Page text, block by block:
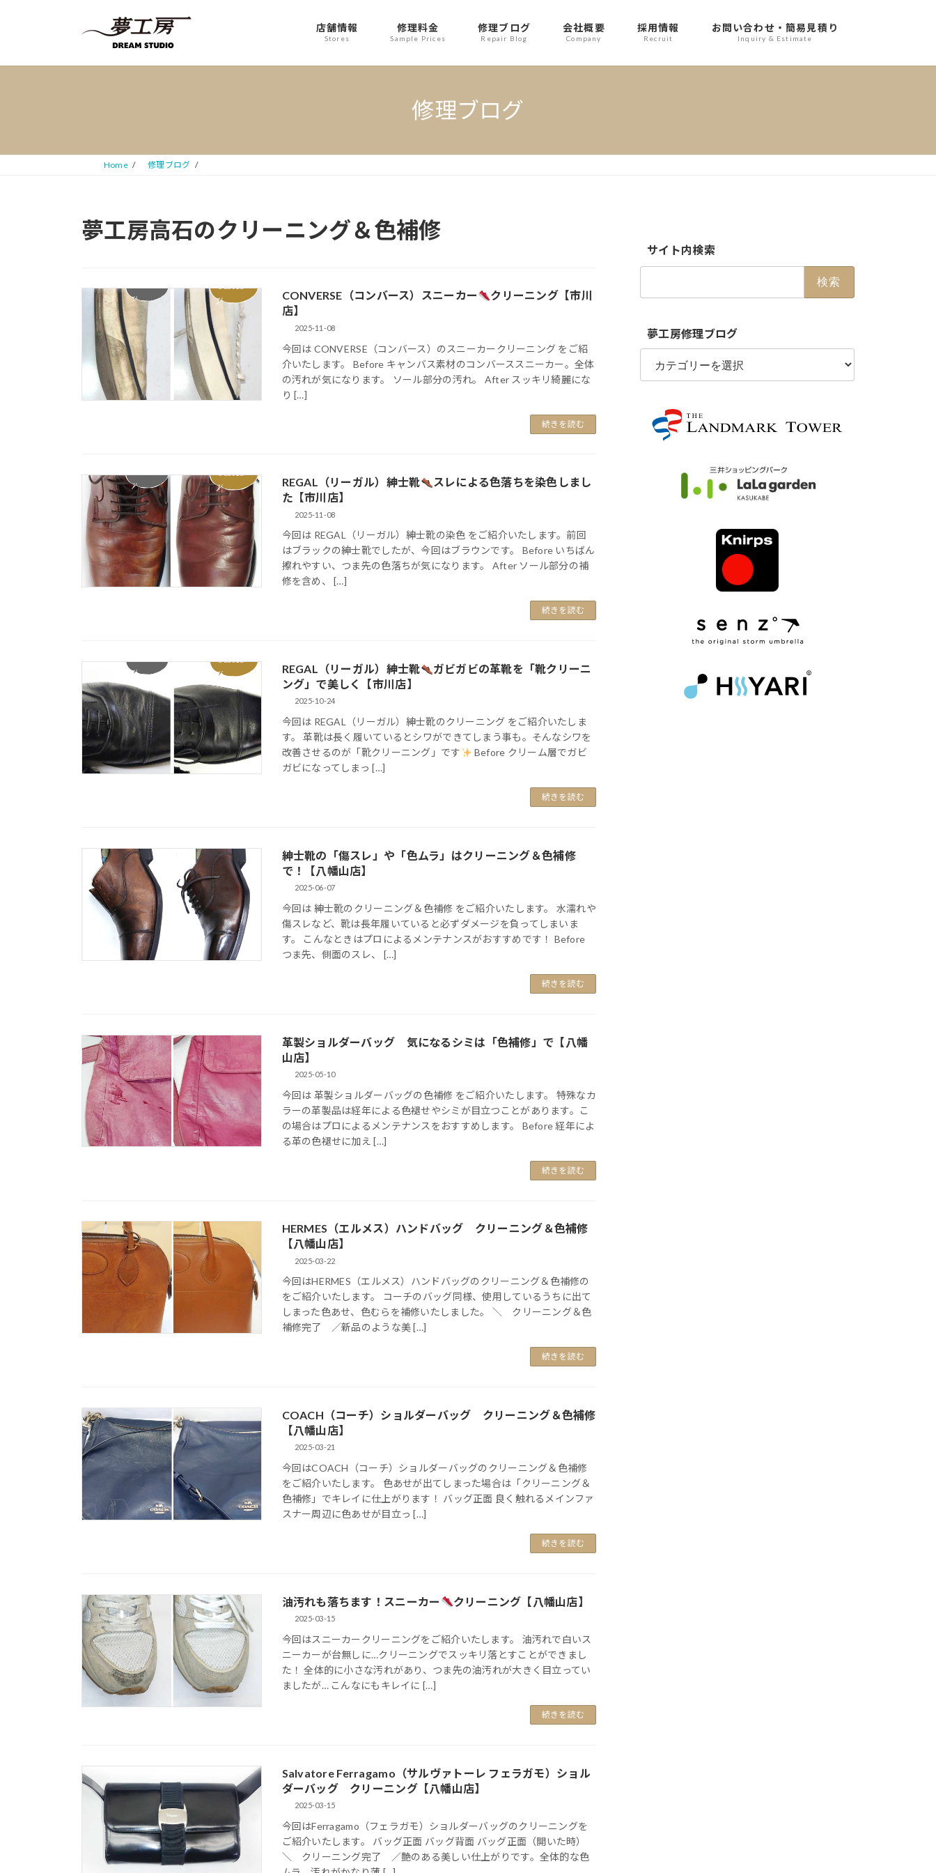
店舗情報
Stores
修理料金
Sample Prices
修理ブログ
Repair Blog
会社概要
Company
採用情報
Recruit
お問い合わせ・簡易見積り
Inquiry & Estimate
修理ブログ
Home 修理ブログ
夢工房高石のクリーニング＆色補修
CONVERSE（コンバース）スニーカー
クリーニング【市川
店】
2025-11-08
今回は CONVERSE（コンバース）のスニーカークリーニング をご紹
介いたします。 Before キャンバス素材のコンバーススニーカー​​。全体
の汚れが気になります。 ソール部分の汚れ。 After スッキリ綺麗にな
り […]
続きを読む
REGAL（リーガル）紳士靴
スレによる色落ちを染色しまし
た【市川店】
2025-11-08
今回は REGAL（リーガル）紳士靴の染色 をご紹介いたします。前回
はブラックの紳士靴でしたが、今回はブラウンです。 Before いちばん
擦れやすい、つま先の色落ちが気になります。 After ソール部分の補
修を含め、 […]
続きを読む
REGAL（リーガル）紳士靴
ガビガビの革靴を「靴クリーニ
ング」で美しく【市川店】
2025-10-24
今回は REGAL（リーガル）紳士靴のクリーニング をご紹介いたしま
す。 革靴は長く履いているとシワができてしまう事も。そんなシワを
改善させるのが「靴クリーニング」です
Before クリーム層でガビ
ガビになってしまっ […]
続きを読む
紳士靴の「傷スレ」や「色ムラ」はクリーニング＆色補修
で！【八幡山店】
2025-06-07
今回は 紳士靴のクリーニング＆色補修 をご紹介いたします。 水濡れや
傷スレなど、靴は長年履いていると必ずダメージを負ってしまいま
す。 こんなときはプロによるメンテナンスがおすすめです！ Before
つま先、側面のスレ、 […]
続きを読む
革製ショルダーバッグ 気になるシミは「色補修」で【八幡
山店】
2025-05-10
今回は 革製ショルダーバッグの色補修 をご紹介いたします。 特殊なカ
ラーの革製品は経年による色褪せやシミが目立つことがあります。こ
の場合はプロによるメンテナンスをおすすめします。 Before 経年によ
る革の色褪せに加え […]
続きを読む
HERMES（エルメス）ハンドバッグ クリーニング＆色補修
【八幡山店】
2025-03-22
今回はHERMES（エルメス）ハンドバッグのクリーニング＆色補修の
をご紹介いたします。 コーチのバッグ同様、使用しているうちに出て
しまった色あせ、色むらを補修いたしました。 ＼ クリーニング＆色
補修完了 ／新品のような美 […]
続きを読む
COACH（コーチ）ショルダーバッグ クリーニング＆色補修
【八幡山店】
2025-03-21
今回はCOACH（コーチ）ショルダーバッグのクリーニング＆色補修
をご紹介いたします。 色あせが出てしまった場合は「クリーニング＆
色補修」でキレイに仕上がります！ バッグ正面 良く触れるメインファ
スナー周辺に色あせが目立っ […]
続きを読む
油汚れも落ちます！スニーカー クリーニング【八幡山店】
2025-03-15
今回はスニーカークリーニングをご紹介いたします。 油汚れで白いス
ニーカーが台無しに…クリーニングでスッキリ落とすことができまし
た！ 全体的に小さな汚れがあり、つま先の油汚れが大きく目立ってい
ましたが… こんなにもキレイに […]
続きを読む
Salvatore Ferragamo（サルヴァトーレ フェラガモ）ショル
ダーバッグ クリーニング【八幡山店】
2025-03-15
今回はFerragamo（フェラガモ）ショルダーバッグのクリーニングを
ご紹介いたします。 バッグ正面 バッグ背面 バッグ正面（開いた時）
＼ クリーニング完了 ／艶のある美しい仕上がりです。全体的な色
サイト内検索
夢工房修理ブログ
夢